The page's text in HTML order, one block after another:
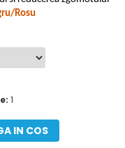
Rosu
1
IN COS